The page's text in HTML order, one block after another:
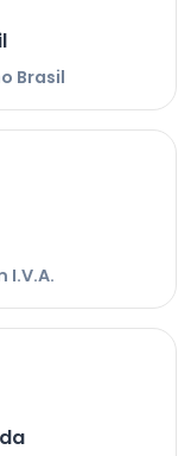
Brasil
I.V.A.